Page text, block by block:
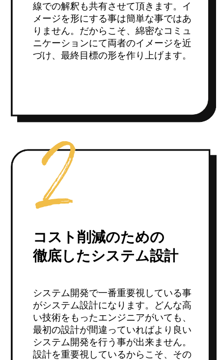
線での解釈も共有させて頂きます。イ
メージを形にする事は簡単な事ではあ
りません。だからこそ、綿密なコミュ
ニケーションにて両者のイメージを近
づけ、最終目標の形を作り上げます。
コスト削減のための
徹底したシステム設計
システム開発で一番重要視している事
がシステム設計になります。どんな高
い技術をもったエンジニアがいても、
最初の設計が間違っていればより良い
システム開発を行う事が出来ません。
設計を重要視しているからこそ、その